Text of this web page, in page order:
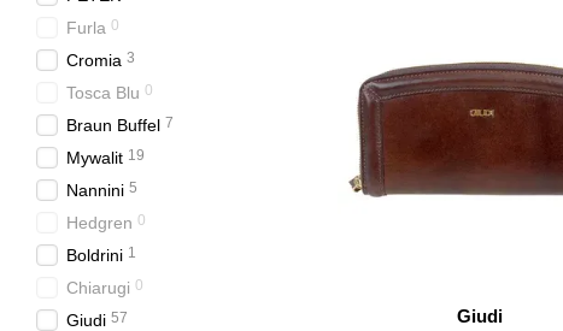
Giudi
Furla 0
Cromia 3
Tosca Blu 0
Braun Buffel 7
Mywalit 19
Nannini 5
Hedgren 0
Boldrini 1
Chiarugi 0
Giudi 57